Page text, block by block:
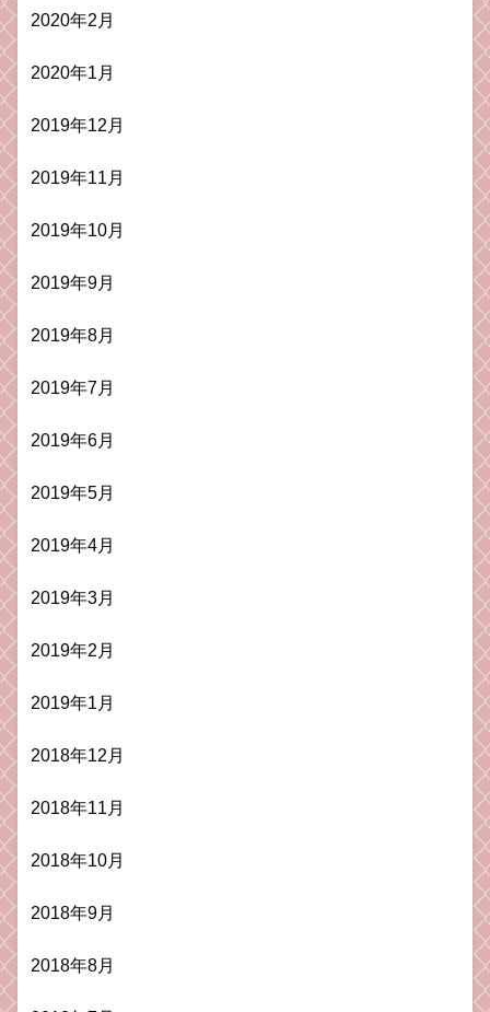
2020年2月
2020年1月
2019年12月
2019年11月
2019年10月
2019年9月
2019年8月
2019年7月
2019年6月
2019年5月
2019年4月
2019年3月
2019年2月
2019年1月
2018年12月
2018年11月
2018年10月
2018年9月
2018年8月